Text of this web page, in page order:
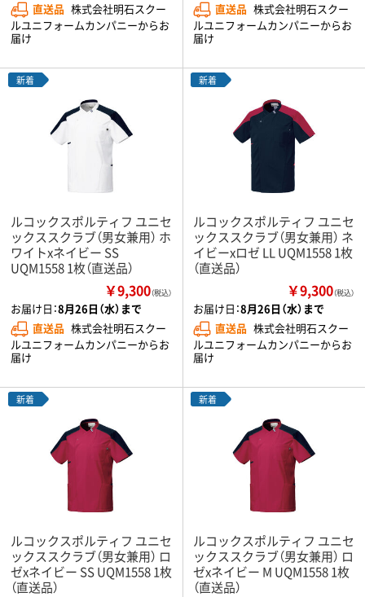
直送品 株式会社明石スクー
ルユニフォームカンパニーからお
届け
直送品 株式会社明石スクー
ルユニフォームカンパニーからお
届け
新着
ルコックスポルティフ ユニセ
ックススクラブ（男女兼用） ホ
ワイトxネイビー SS
UQM1558 1枚（直送品）
￥9,300（税込）
お届け日：8月26日（水）まで
直送品 株式会社明石スクー
ルユニフォームカンパニーからお
届け
新着
ルコックスポルティフ ユニセ
ックススクラブ（男女兼用） ネ
イビーxロゼ LL UQM1558 1枚
（直送品）
￥9,300（税込）
お届け日：8月26日（水）まで
直送品 株式会社明石スクー
ルユニフォームカンパニーからお
届け
新着
ルコックスポルティフ ユニセ
ックススクラブ（男女兼用） ロ
ゼxネイビー SS UQM1558 1枚
（直送品）
新着
ルコックスポルティフ ユニセ
ックススクラブ（男女兼用） ロ
ゼxネイビー M UQM1558 1枚
（直送品）